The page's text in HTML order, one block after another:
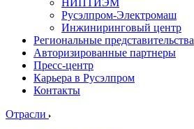
НИПТИЭМ
Русэлпром-Электромаш
Инжиниринговый центр
Региональные представительства
Авторизированные партнеры
Пресс-центр
Карьера в Русэлпром
Контакты
Отрасли